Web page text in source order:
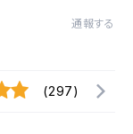
通報する
(297)